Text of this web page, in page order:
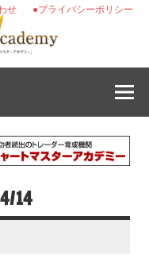
●プライバシーポリシー
せ
14